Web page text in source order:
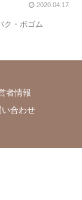
2020.04.17
ク・ボゴム
者情報
い合わせ